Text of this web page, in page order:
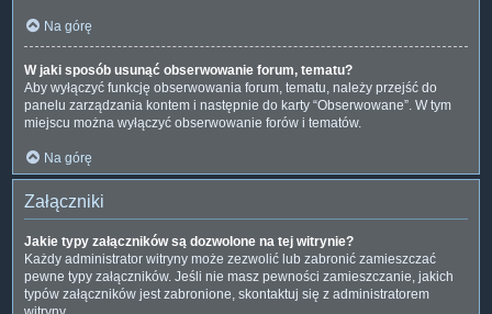
Na górę
W jaki sposób usunąć obserwowanie forum, tematu?
Aby wyłączyć funkcję obserwowania forum, tematu, należy przejść do
panelu zarządzania kontem i następnie do karty “Obserwowane”. W tym
miejscu można wyłączyć obserwowanie forów i tematów.
Na górę
Załączniki
Jakie typy załączników są dozwolone na tej witrynie?
Każdy administrator witryny może zezwolić lub zabronić zamieszczać
pewne typy załączników. Jeśli nie masz pewności zamieszczanie, jakich
typów załączników jest zabronione, skontaktuj się z administratorem